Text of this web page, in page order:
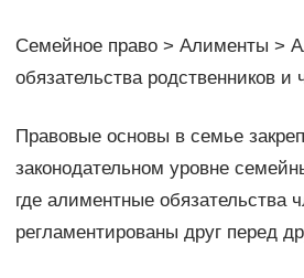
Семейное право > Алименты >
обязательства родственников и
Правовые основы в семье
законодательном уровне
где алиментные обязательства
регламентированы друг перед